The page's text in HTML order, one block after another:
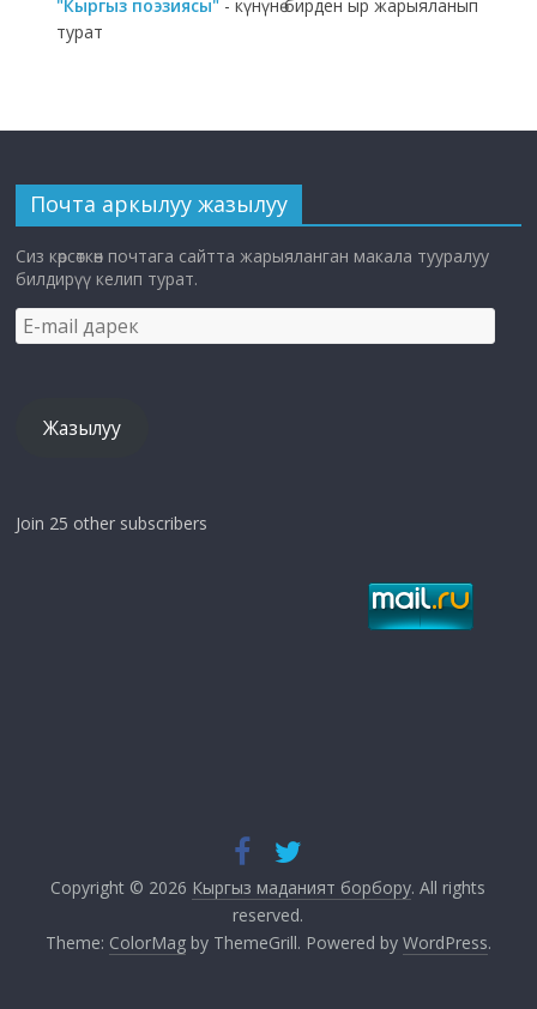
"Кыргыз поэзиясы" - күнүнө бирден ыр жарыяланып
турат
Почта аркылуу жазылуу
Сиз көрсөткөн почтага сайтта жарыяланган макала тууралуу
билдирүү келип турат.
E-
mail
Жазылуу
Join 25 other subscribers
Copyright © 2026 Кыргыз маданият борбору. All rights
reserved.
Theme: ColorMagby ThemeGrill. Powered by WordPress.